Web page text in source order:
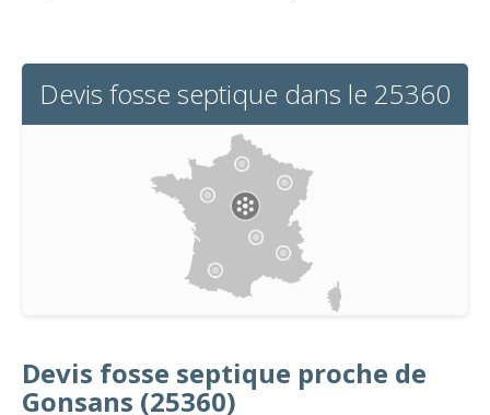
Devis fosse septique dans le 25360
Devis fosse septique proche de
Gonsans (25360)